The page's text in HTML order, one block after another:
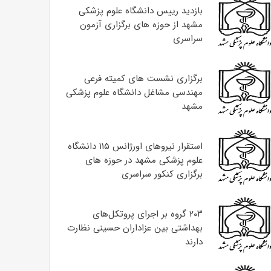
بازدید رییس دانشگاه علوم پزشکی
مشهد از حوزه های برگزاری آزمون
سراسری
برگزاری نشست های کمیته فرعی
مهندسی مشاغل دانشگاه علوم پزشکی
مشهد
استقرار نیروهای اورژانس ۱۱۵ دانشگاه
علوم پزشکی مشهد در حوزه های
برگزاری کنکور سراسری
۲۰۳ گروه بر اجرای پروتکل‌های
بهداشتی بین عزاداران حسینی نظارت
دارند